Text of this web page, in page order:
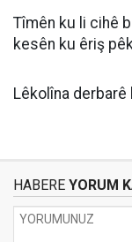
Tîmên ku li cihê
kesên ku êriş
Lêkolîna
HABERE YORUM